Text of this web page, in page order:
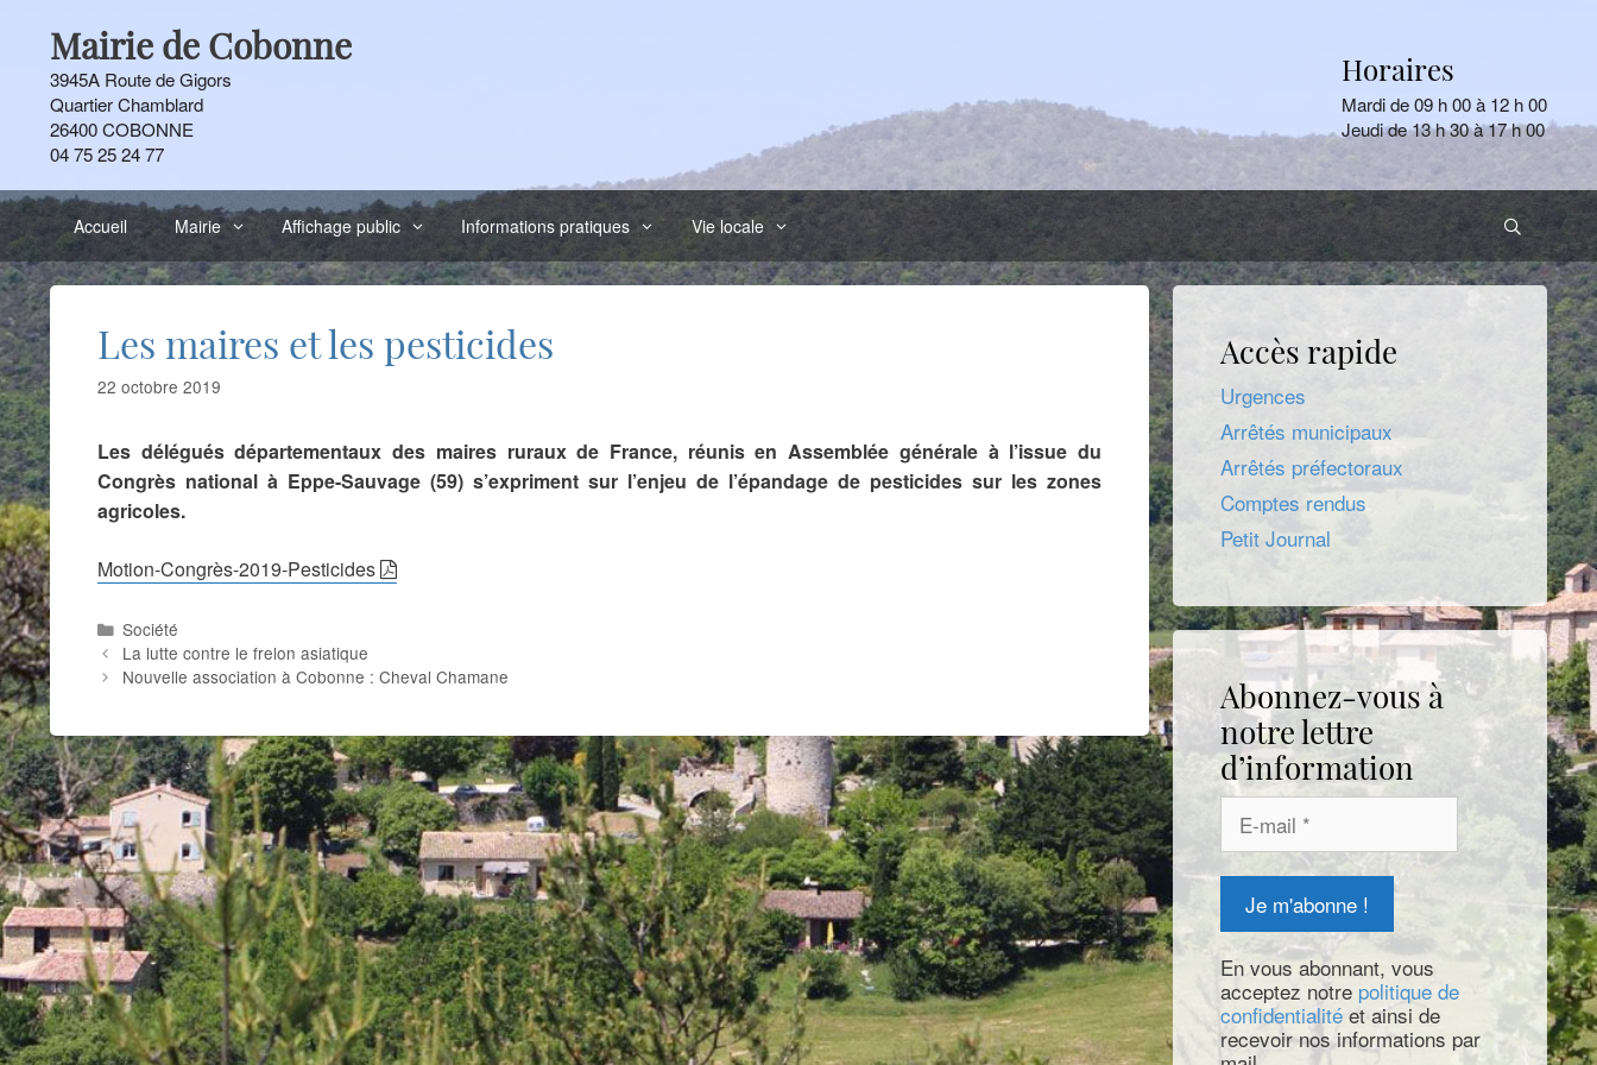
contenu
Mairie de Cobonne
3945A Route de Gigors
Quartier Chamblard
26400 COBONNE
04 75 25 24 77
Horaires
Mardi de 09 h 00 à 12 h 00
Jeudi de 13 h 30 à 17 h 00
Accueil Mairie Affichage public Informations pratiques Vie locale
Les maires et les pesticides
22 octobre 2019
Les délégués départementaux des maires ruraux de France, réunis en Assemblée générale à l’issue du
Congrès national à Eppe-Sauvage (59) s’expriment sur l’enjeu de l’épandage de pesticides sur les zones
agricoles.
Motion-Congrès-2019-Pesticides
Catégories
Société
La lutte contre le frelon asiatique
Nouvelle association à Cobonne : Cheval Chamane
Accès rapide
Urgences
Arrêtés municipaux
Arrêtés préfectoraux
Comptes rendus
Petit Journal
Abonnez-vous à
notre lettre
d’information
En vous abonnant, vous
acceptez notre politique de
confidentialité et ainsi de
recevoir nos informations par